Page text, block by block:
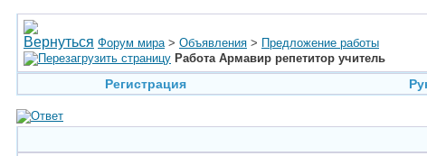
Форум мира > Объявления > Предложение работы
Работа Армавир репетитор учитель
Регистрация